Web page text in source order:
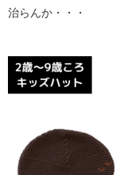
治らんか・・・